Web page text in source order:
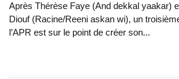
Après Thérèse Faye (And dekkal yaakar)
Diouf (Racine/Reeni askan wi), un
l’APR est sur le point de créer son...